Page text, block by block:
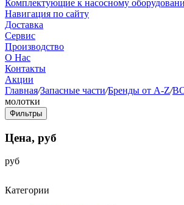
Комплектующие к насосному
Навигация по сайту
Доставка
Сервис
Производство
О Нас
Контакты
Акции
Главная/Запасные части/Бренды от A-Z/
молотки
Фильтры
Цена, руб
руб
Категории